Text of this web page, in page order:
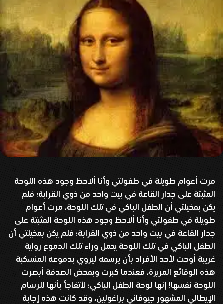
مرت أعوام طويلة في طفولتي وأنا ألاحظ وجود هذه اللوحة
المثبتة على جدار القاعة في بيت واحد من ذوي القرابة؛ فلم
يكن بمخيلتي أن الطفل الباكي في تلك اللوحة، مرت أعوام
طويلة في طفولتي وأنا ألاحظ وجود هذه اللوحة المثبتة على
جدار القاعة في بيت واحد من ذوي القرابة؛ فلم يكن بمخيلتي أن
الطفل الباكي في تلك اللوحة يحمل وراء تلك الدموع رواية
غريبة أوحت لأحد الأفراد بأن يرسمه ليروي بدموعه المنسكبة
هذه الوقائع المريرة، فعندما كبرت وبمحض الصدفة أبصرت
اللوحة نفسها! إنها لوحة الطفل الباكي؛ لأتفاجأ بأنها للرسام
الإيطالي المشهور جيوفاني براغولين، وقد كانت هذه إجابة